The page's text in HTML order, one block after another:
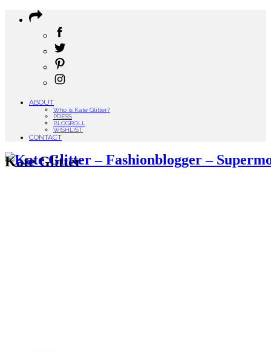
ABOUT
Who is Kate Glitter?
PRESS
BLOGROLL
WISHLIST
CONTACT
Kate Glitter